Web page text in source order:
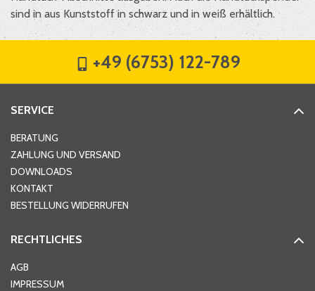
sind in aus Kunststoff in schwarz und in weiß erhältlich.
+49 (6753) 122-789
SERVICE
BERATUNG
ZAHLUNG UND VERSAND
DOWNLOADS
KONTAKT
BESTELLUNG WIDERRUFEN
RECHTLICHES
AGB
IMPRESSUM